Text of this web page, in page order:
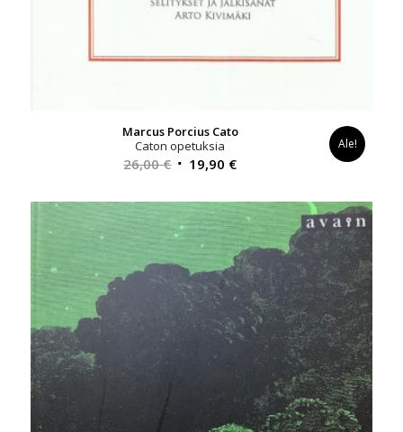
Marcus Porcius Cato
Caton opetuksia
26,00€ Alkuperäinen
oli:
26,00 €.
19,90 €Nykyinen
on:
19,90 €.
Ale!